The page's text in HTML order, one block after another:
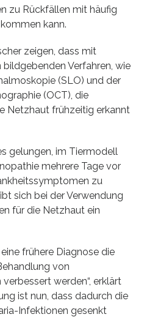
zu Rückfällen mit häufig
kann.
zeigen, dass mit
Verfahren, wie
(SLO) und der
(OCT), die
Netzhaut frühzeitig erkannt
gelungen, im Tiermodell
mehrere Tage vor
zu
sich bei der Verwendung
für die Netzhaut ein
frühere Diagnose die
von
werden“, erklärt
ist nun, dass dadurch die
Infektionen gesenkt